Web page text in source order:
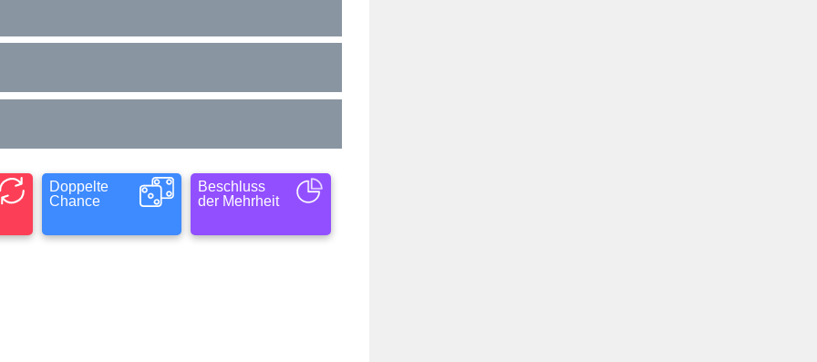
Doppelte
Chance
Beschluss
der Mehrheit